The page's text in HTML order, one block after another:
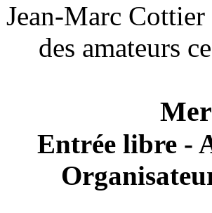
Jean-Marc
des amateurs
Entrée libre -